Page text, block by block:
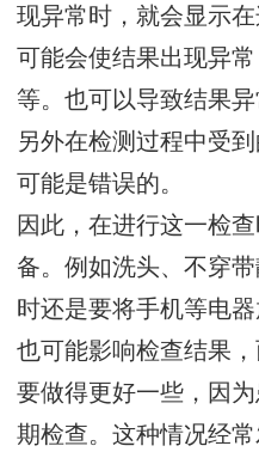
现异常时，就会显示
可能会使结果出现异
等。也可以导致结果
另外在检测过程中受
可能是错误的。
因此，在进行这一检
备。例如洗头、不穿
时还是要将手机等电
也可能影响检查结果
要做得更好一些，因
期检查。这种情况经